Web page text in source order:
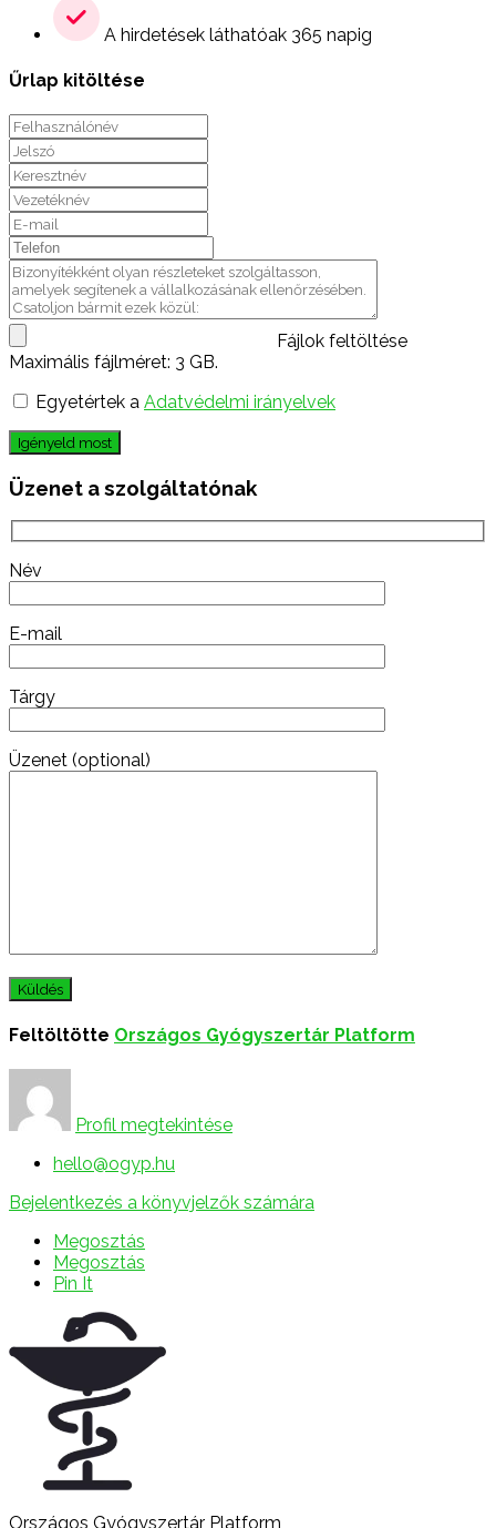
A hirdetések láthatóak 365 napig
Űrlap kitöltése
Fájlok feltöltése
Maximális fájlméret: 3 GB.
Egyetértek a Adatvédelmi irányelvek
Igényeld most
Üzenet a szolgáltatónak
Név
E-mail
Tárgy
Üzenet (optional)
Feltöltötte Országos Gyógyszertár Platform
Profil megtekintése
hello@ogyp.hu
Bejelentkezés a könyvjelzők számára
Megosztás
Megosztás
Pin It
Országos Gyógyszertár Platform